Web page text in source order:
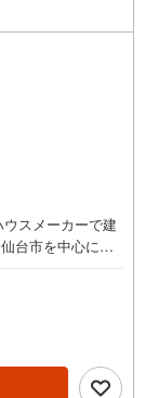
スメーカーで建
台市を中心に宮
識＞戸建・マン
り扱っておりま
境や行政などの
選びをしていた
ただきます。2.